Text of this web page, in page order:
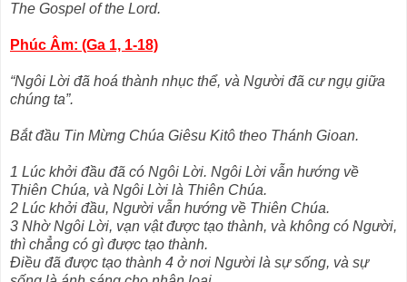
The Gospel of the Lord.
Phúc Âm: (Ga 1, 1-18)
“Ngôi Lời đã hoá thành nhục thể, và Người đã cư ngụ giữa
chúng ta”.
Bắt đầu Tin Mừng Chúa Giêsu Kitô theo Thánh Gioan.
1 Lúc khởi đầu đã có Ngôi Lời. Ngôi Lời vẫn hướng về
Thiên Chúa, và Ngôi Lời là Thiên Chúa.
2 Lúc khởi đầu, Người vẫn hướng về Thiên Chúa.
3 Nhờ Ngôi Lời, vạn vật được tạo thành, và không có Người,
thì chẳng có gì được tạo thành.
Điều đã được tạo thành 4 ở nơi Người là sự sống, và sự